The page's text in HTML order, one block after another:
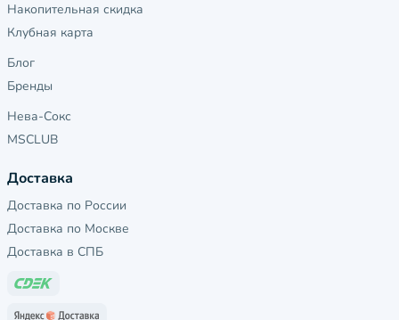
Накопительная скидка
Клубная карта
Блог
Бренды
Нева-Сокс
MSCLUB
Доставка
Доставка по России
Доставка по Москве
Доставка в СПБ